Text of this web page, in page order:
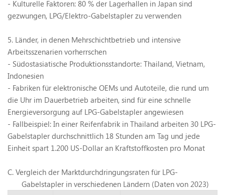
- Kulturelle Faktoren: 80 % der Lagerhallen in Japan sind
gezwungen, LPG/Elektro-Gabelstapler zu verwenden
5. Länder, in denen Mehrschichtbetrieb und intensive
Arbeitsszenarien vorherrschen
- Südostasiatische Produktionsstandorte: Thailand, Vietnam,
Indonesien
- Fabriken für elektronische OEMs und Autoteile, die rund um
die Uhr im Dauerbetrieb arbeiten, sind für eine schnelle
Energieversorgung auf LPG-Gabelstapler angewiesen
- Fallbeispiel: In einer Reifenfabrik in Thailand arbeiten 30 LPG-
Gabelstapler durchschnittlich 18 Stunden am Tag und jede
Einheit spart 1.200 US-Dollar an Kraftstoffkosten pro Monat
C. Vergleich der Marktdurchdringungsraten für LPG-
Gabelstapler in verschiedenen Ländern (Daten von 2023)